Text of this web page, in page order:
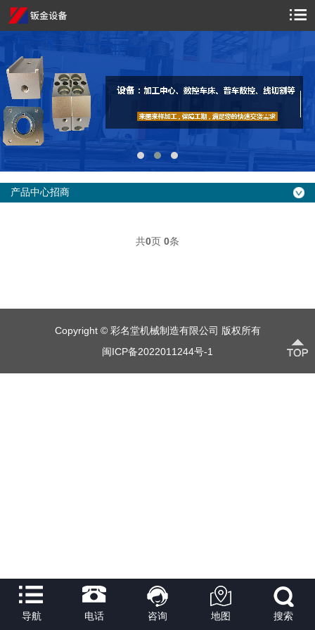
产品中心招商
共0页 0条
Copyright © 彩名堂机械制造有限公司 版权所有
闽ICP备2022011244号-1
导航 电话 咨询 地图 搜索